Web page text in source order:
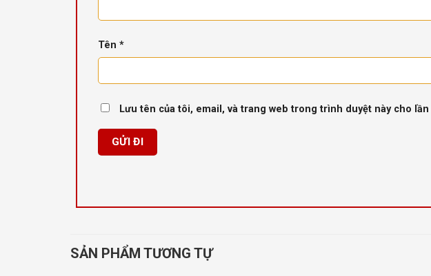
Tên *
Lưu tên của tôi, email, và trang web trong trình duyệt này cho
SẢN PHẨM TƯƠNG TỰ